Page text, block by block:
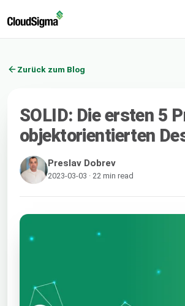
Zurück zum Blog
SOLID: Die ersten 5
objektorientierten
Preslav Dobrev
2023-03-03 · 22 min read